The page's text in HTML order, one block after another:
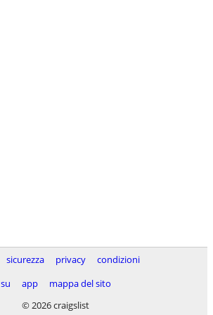
sicurezza privacy
condizioni
su
app
mappa del sito
© 2026 craigslist